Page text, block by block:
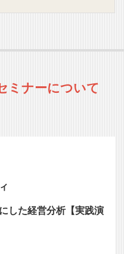
ミナーについて
した経営分析【実践演